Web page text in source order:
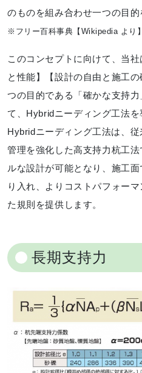
のものを組み合わせ一つの目的
※フリー百科事典【Wikipedia より】
このコンセプトに向けて、当
と性能】【設計の自由と施工
つの目的である「確かな支持
て、Hybridニーディング工法を
Hybridニーディング工法は、
管理を強化した高支持力杭工
ルな設計が可能となり、施工
り入れ、よりコストパフォー
た規則を提供します。
長期支持力